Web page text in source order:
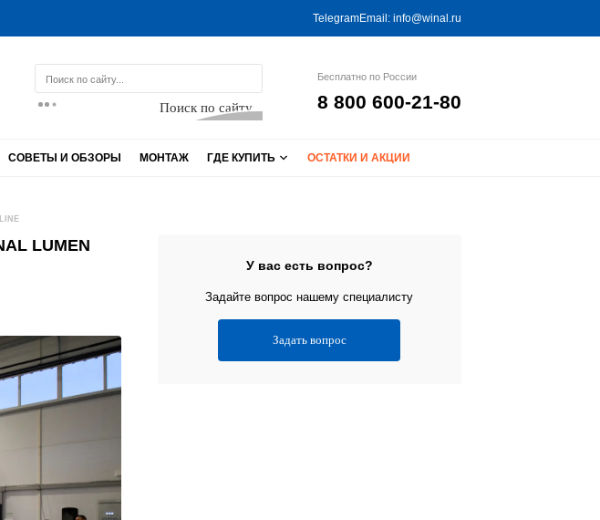
TelegramEmail: info@winal.ru
Поиск по сайту
Бесплатно по России
8 800 600-21-80
СОВЕТЫ И ОБЗОРЫ МОНТАЖ ГДЕ КУПИТЬ ОСТАТКИ И АКЦИИ
LUMEN
У вас есть вопрос?
Задайте вопрос нашему специалисту
Задать вопрос